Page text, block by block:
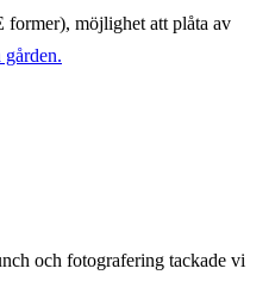
möjlighet att plåta av
gården.
och fotografering tackade vi